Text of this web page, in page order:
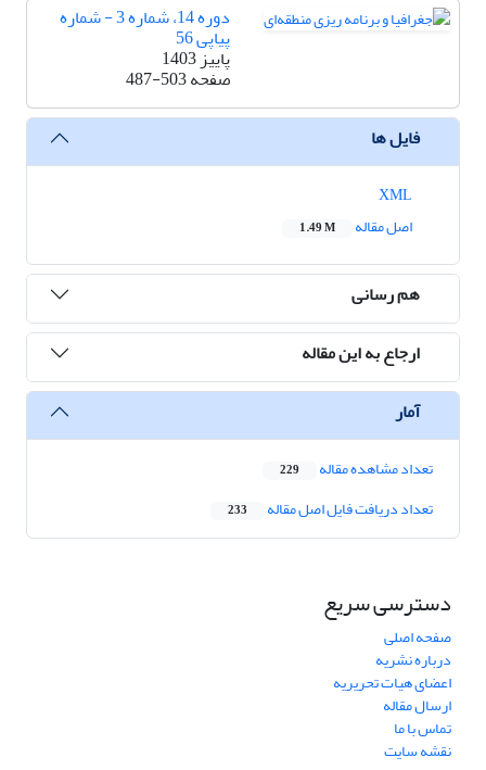
دوره 14، شماره 3 - شماره
پیاپی 56
پاییز 1403
صفحه487-503
فایل ها
اصل مقاله
1.49 M
هم رسانی
ارجاع به این مقاله
آمار
تعداد مشاهده مقاله 229
تعداد دریافت فایل اصل مقاله 233
دسترسی سریع
صفحه اصلی
درباره نشریه
اعضای هیات تحریریه
ارسال مقاله
تماس با ما
نقشه سایت